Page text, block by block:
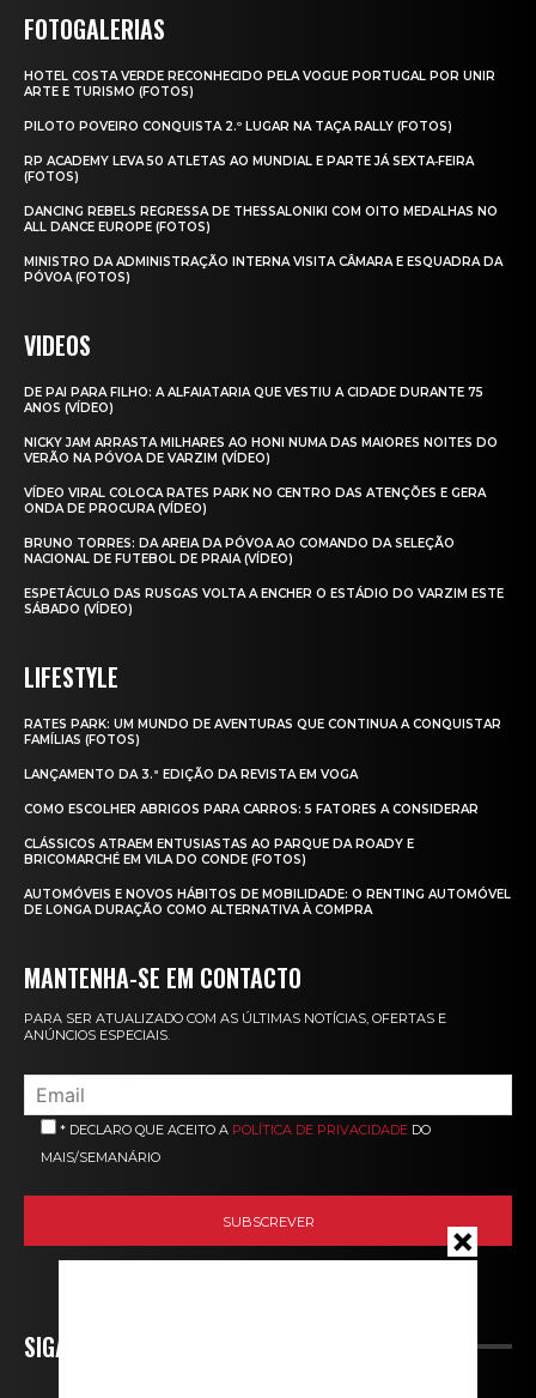
FOTOGALERIAS
HOTEL COSTA VERDE RECONHECIDO PELA VOGUE PORTUGAL POR UNIR
ARTE E TURISMO (FOTOS)
PILOTO POVEIRO CONQUISTA 2.º LUGAR NA TAÇA RALLY (FOTOS)
RP ACADEMY LEVA 50 ATLETAS AO MUNDIAL E PARTE JÁ SEXTA‑FEIRA
(FOTOS)
DANCING REBELS REGRESSA DE THESSALONIKI COM OITO MEDALHAS NO
ALL DANCE EUROPE (FOTOS)
MINISTRO DA ADMINISTRAÇÃO INTERNA VISITA CÂMARA E ESQUADRA DA
PÓVOA (FOTOS)
VIDEOS
DE PAI PARA FILHO: A ALFAIATARIA QUE VESTIU A CIDADE DURANTE 75
ANOS (VÍDEO)
NICKY JAM ARRASTA MILHARES AO HONI NUMA DAS MAIORES NOITES DO
VERÃO NA PÓVOA DE VARZIM (VÍDEO)
VÍDEO VIRAL COLOCA RATES PARK NO CENTRO DAS ATENÇÕES E GERA
ONDA DE PROCURA (VÍDEO)
BRUNO TORRES: DA AREIA DA PÓVOA AO COMANDO DA SELEÇÃO
NACIONAL DE FUTEBOL DE PRAIA (VÍDEO)
ESPETÁCULO DAS RUSGAS VOLTA A ENCHER O ESTÁDIO DO VARZIM ESTE
SÁBADO (VÍDEO)
LIFESTYLE
RATES PARK: UM MUNDO DE AVENTURAS QUE CONTINUA A CONQUISTAR
FAMÍLIAS (FOTOS)
LANÇAMENTO DA 3.ª EDIÇÃO DA REVISTA EM VOGA
COMO ESCOLHER ABRIGOS PARA CARROS: 5 FATORES A CONSIDERAR
CLÁSSICOS ATRAEM ENTUSIASTAS AO PARQUE DA ROADY E
BRICOMARCHÉ EM VILA DO CONDE (FOTOS)
AUTOMÓVEIS E NOVOS HÁBITOS DE MOBILIDADE: O RENTING AUTOMÓVEL
DE LONGA DURAÇÃO COMO ALTERNATIVA À COMPRA
MANTENHA-SE EM CONTACTO
PARA SER ATUALIZADO COM AS ÚLTIMAS NOTÍCIAS, OFERTAS E
ANÚNCIOS ESPECIAIS.
* DECLARO QUE ACEITO A POLÍTICA DE PRIVACIDADE DO
MAIS/SEMANÁRIO
SIGA-NOS